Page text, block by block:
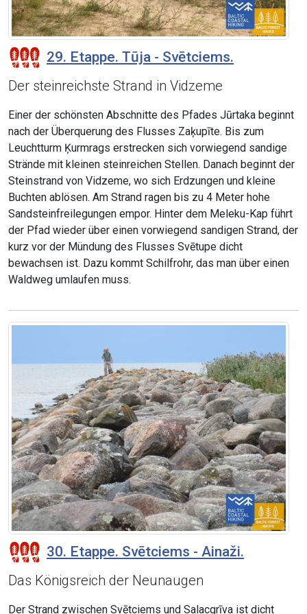
29. Etappe. Tūja - Svētciems.
Der steinreichste Strand in Vidzeme
Einer der schönsten Abschnitte des Pfades Jūrtaka beginnt
nach der Überquerung des Flusses Zaķupīte. Bis zum
Leuchtturm Ķurmrags erstrecken sich vorwiegend sandige
Strände mit kleinen steinreichen Stellen. Danach beginnt der
Steinstrand von Vidzeme, wo sich Erdzungen und kleine
Buchten ablösen. Am Strand ragen bis zu 4 Meter hohe
Sandsteinfreilegungen empor. Hinter dem Meleku-Kap führt
der Pfad wieder über einen vorwiegend sandigen Strand, der
kurz vor der Mündung des Flusses Svētupe dicht
bewachsen ist. Dazu kommt Schilfrohr, das man über einen
Waldweg umlaufen muss.
30. Etappe. Svētciems - Ainaži.
Das Königsreich der Neunaugen
Der Strand zwischen Svētciems und Salacgrīva ist dicht